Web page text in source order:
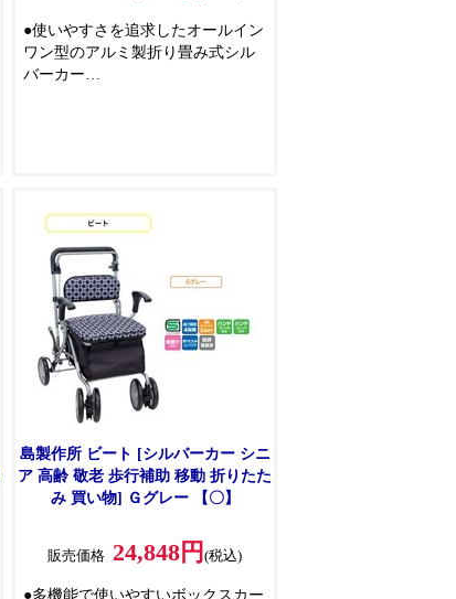
●使いやすさを追求したオールイン
ワン型のアルミ製折り畳み式シル
バーカー
する洗練された北欧風デザインが
特長
●医療機器メーカーの専門チームが
開発
●アルミ製で丈夫かつ軽量であり、
座面幅37cmで快適な座り心地を提
供
●左右折り・縦折りの2段階折畳機
能搭載で置き場所を取りません、
幅はわずか25.5cm
●多目的利用バッグとステッキホル
ダーが標準装備され、ノーパンク
タイヤを採用
●ISO 13485:2016医療機器品質管理
システムの認証取得工場で生産
島製作所 ビート [シルバーカー シニ
ア 高齢 敬老 歩行補助 移動 折りたた
み 買い物] Ｇグレー 【〇】
販売価格 24,848円 (税込)
●多機能で使いやすいボックスカー